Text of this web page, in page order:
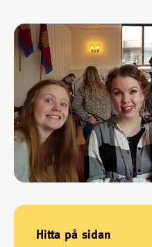
Hitta på sidan